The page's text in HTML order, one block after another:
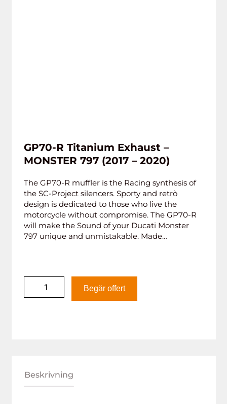
GP70-R Titanium Exhaust –
MONSTER 797 (2017 – 2020)
The GP70-R muffler is the Racing synthesis of
the SC-Project silencers. Sporty and retrò
design is dedicated to those who live the
motorcycle without compromise. The GP70-R
will make the Sound of your Ducati Monster
797 unique and unmistakable. Made…
Begär offert
Beskrivning